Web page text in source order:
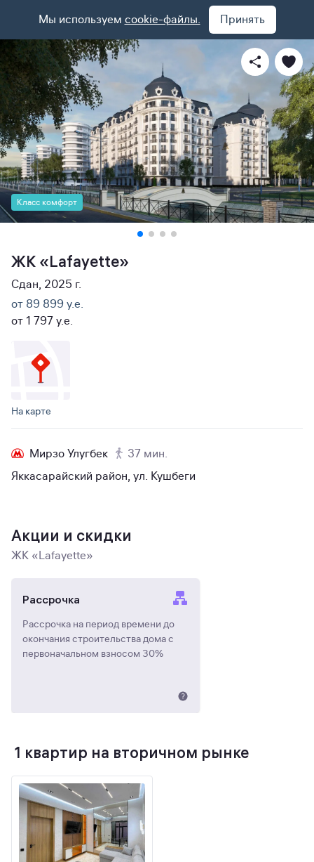
Мы используем cookie-файлы. Принять
Класс комфорт
ЖК «Lafayette»
Сдан, 2025 г.
от 89 899 y.e.
от 1 797 y.e.
На карте
Мирзо Улугбек
37 мин.
Яккасарайский район, ул. Кушбеги
Акции и скидки
ЖК «Lafayette»
Рассрочка
Рассрочка на период времени до
окончания строительства дома с
первоначальном взносом 30%
1 квартир на вторичном рынке